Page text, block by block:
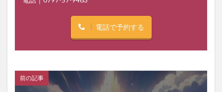
電話で予約する
前の記事